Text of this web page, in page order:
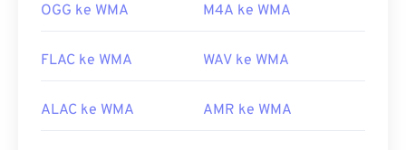
codecs
OGG ke WMA M4A ke WMA
FLAC ke WMA WAV ke WMA
ALAC ke WMA AMR ke WMA